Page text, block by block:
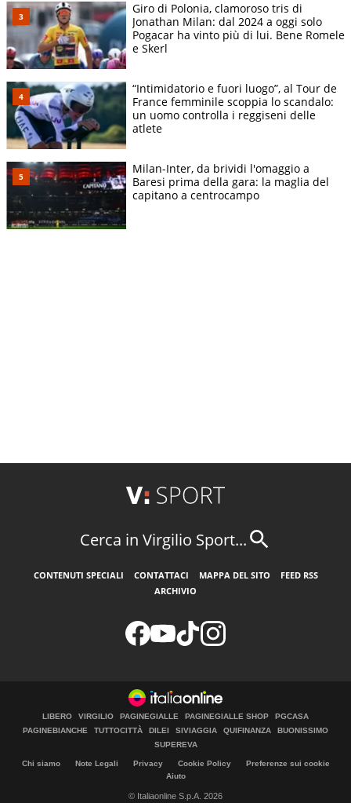
Giro di Polonia, clamoroso tris di
Jonathan Milan: dal 2024 a oggi solo
Pogacar ha vinto più di lui. Bene Romele
e Skerl
“Intimidatorio e fuori luogo”, al Tour de
France femminile scoppia lo scandalo:
un uomo controlla i reggiseni delle
atlete
Milan-Inter, da brividi l'omaggio a
Baresi prima della gara: la maglia del
capitano a centrocampo
Cerca in Virgilio Sport...
CONTENUTI SPECIALI CONTATTACI MAPPA DEL SITO
FEED RSS
ARCHIVIO
LIBERO VIRGILIO PAGINEGIALLE PAGINEGIALLE SHOP
PGCASA
PAGINEBIANCHE
TUTTOCITTÀ DILEI SIVIAGGIA QUIFINANZA
BUONISSIMO
SUPEREVA
Chi siamo Note Legali Privacy Cookie Policy
Preferenze sui cookie
Aiuto
© Italiaonline S.p.A. 2026